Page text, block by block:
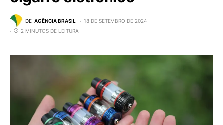
DE AGÊNCIA BRASIL
18 DE SETEMBRO DE 2024
2 MINUTOS DE LEITURA